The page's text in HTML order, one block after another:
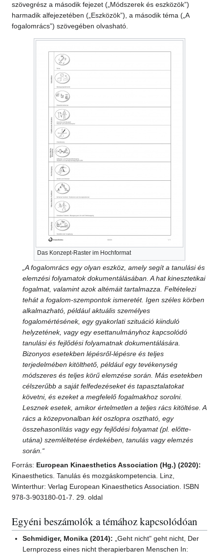
szövegrész a második fejezet („Módszerek és eszközök”)
harmadik alfejezetében („Eszközök”), a második téma („A
fogalomrács”) szövegében olvasható.
Das Konzept-Raster im Hochformat
„A fogalomrács egy olyan eszköz, amely segít a tanulási és
elemzési folyamatok dokumentálásában. A hat kinesztetikai
fogalmat, valamint azok altémáit tartalmazza. Feltételezi
tehát a fogalom-szempontok ismeretét. Igen széles körben
alkalmazható, például aktuális személyes
fogalomértésének, egy gyakorlati szituáció kiinduló
helyzetének, vagy egy esettanulmányhoz kapcsolódó
tanulási és fejlődési folyamatnak dokumentálására.
Bizonyos esetekben lépésről-lépésre és teljes
terjedelmében kitölthető, például egy tevékenység
módszeres és teljes körű elemzése során. Más esetekben
célszerűbb a saját felfedezéseket és tapasztalatokat
követni, és ezeket a megfelelő fogalmakhoz sorolni.
Lesznek esetek, amikor értelmetlen a teljes rács kitöltése. A
rács a közepvonalban két oszlopra osztható, egy
összehasonlítás vagy egy fejlődési folyamat (pl. előtte-
utána) szemléltetése érdekében, tanulás vagy elemzés
során.“
Forrás: European Kinaesthetics Association (Hg.) (2020):
Kinaesthetics. Tanulás és mozgáskompetencia. Linz,
Winterthur: Verlag European Kinaesthetics Association. ISBN
978-3-903180-01-7. 29. oldal
Egyéni beszámolók a témához kapcsolódóan
Schmidiger, Monika (2014): „Geht nicht" geht nicht, Der
Lernprozess eines nicht therapierbaren Menschen In: